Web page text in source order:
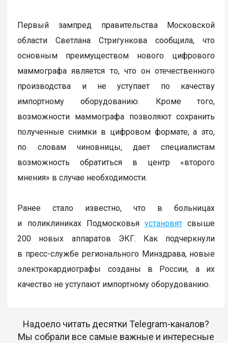
Первый зампред правительства Московской
области Светлана Стригункова сообщила, что
основным преимуществом нового цифрового
маммографа является то, что он отечественного
производства и не уступает по качеству
импортному оборудованию. Кроме того,
возможности маммографа позволяют сохранить
полученные снимки в цифровом формате, а это,
по словам чиновницы, дает специалистам
возможность обратиться в центр «второго
мнения» в случае необходимости.
Ранее стало известно, что в больницах
и поликлиниках Подмосковьяустановят свыше
200 новых аппаратов ЭКГ. Как подчеркнули
в пресс-службе регионального Минздрава, новые
электрокардиографы созданы в России, а их
качество не уступают импортному оборудованию.
Надоело читать десятки Telegram-каналов?
Мы собрали все самые важные и интересные